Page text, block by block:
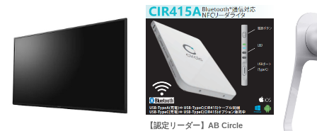
【認定リーダー】AB Circle